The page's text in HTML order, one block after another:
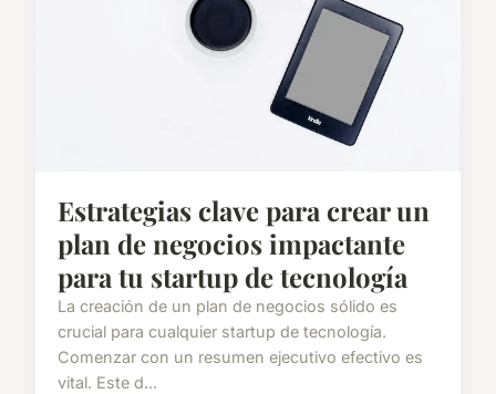
Estrategias clave para crear un
plan de negocios impactante
para tu startup de tecnología
La creación de un plan de negocios sólido es
crucial para cualquier startup de tecnología.
Comenzar con un resumen ejecutivo efectivo es
vital. Este d...